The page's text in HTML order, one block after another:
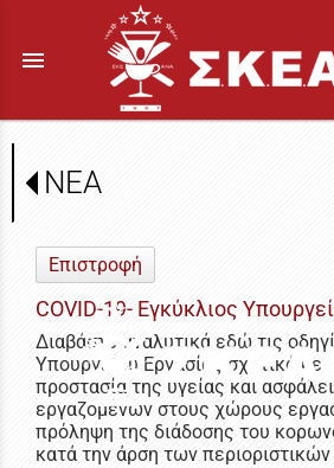
menu
ΝΕΑ
Επιστροφή
COVID-19- Εγκύκλιος
Διαβάστε αναλυτικά εδώ τις
Υπουργείου Εργασίας σχετικά με
προστασία της υγείας και
εργαζομένων στους χώρους
πρόληψη της διάδοσης του
κατά την άρση των